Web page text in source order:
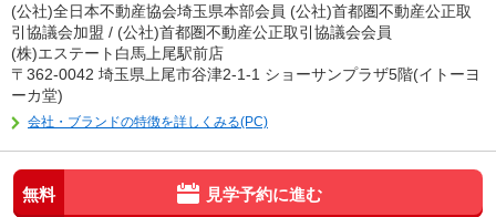
(公社)全日本不動産協会埼玉県本部会員 (公社)首都圏不動産公正取
引協議会加盟 / (公社)首都圏不動産公正取引協議会会員
(株)エステート白馬上尾駅前店
〒362-0042 埼玉県上尾市谷津2-1-1 ショーサンプラザ5階(イトーヨ
ーカ堂)
会社・ブランドの特徴を詳しくみる(PC)
無料 見学予約に進む